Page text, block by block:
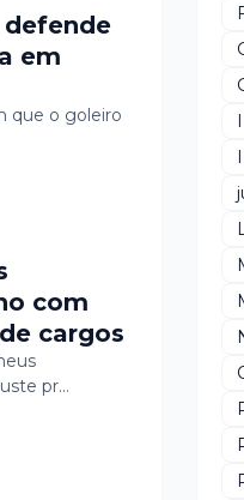
em
que o goleiro
com
cargos
pr…